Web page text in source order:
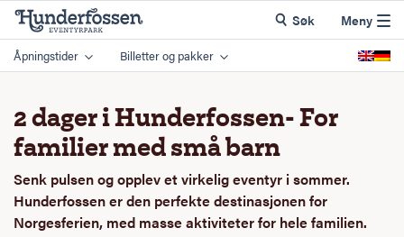
Åpningstider Billetter og pakker
Søk Meny
2 dager i Hunderfossen- For
familier med små barn
Senk pulsen og opplev et virkelig eventyr i sommer.
Hunderfossen er den perfekte destinasjonen for
Norgesferien, med masse aktiviteter for hele familien.